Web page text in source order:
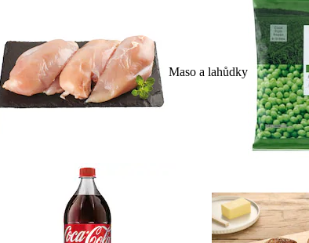
Maso a lahůdky